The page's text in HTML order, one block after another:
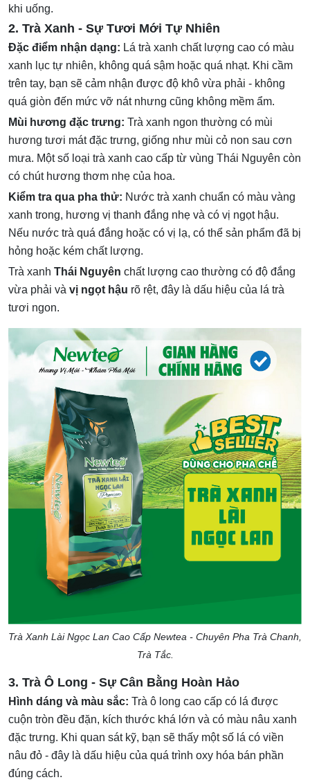
khi uống.
2. Trà Xanh - Sự Tươi Mới Tự Nhiên
Đặc điểm nhận dạng: Lá trà xanh chất lượng cao có màu
xanh lục tự nhiên, không quá sậm hoặc quá nhạt. Khi cầm
trên tay, bạn sẽ cảm nhận được độ khô vừa phải - không
quá giòn đến mức vỡ nát nhưng cũng không mềm ẩm.
Mùi hương đặc trưng: Trà xanh ngon thường có mùi
hương tươi mát đặc trưng, giống như mùi cỏ non sau cơn
mưa. Một số loại trà xanh cao cấp từ vùng Thái Nguyên còn
có chút hương thơm nhẹ của hoa.
Kiểm tra qua pha thử: Nước trà xanh chuẩn có màu vàng
xanh trong, hương vị thanh đắng nhẹ và có vị ngọt hậu.
Nếu nước trà quá đắng hoặc có vị lạ, có thể sản phẩm đã bị
hỏng hoặc kém chất lượng.
Trà xanh Thái Nguyên chất lượng cao thường có độ đắng
vừa phải và vị ngọt hậu rõ rệt, đây là dấu hiệu của lá trà
tươi ngon.
Trà Xanh Lài Ngọc Lan Cao Cấp Newtea - Chuyên Pha Trà Chanh,
Trà Tắc.
3. Trà Ô Long - Sự Cân Bằng Hoàn Hảo
Hình dáng và màu sắc: Trà ô long cao cấp có lá được
cuộn tròn đều đặn, kích thước khá lớn và có màu nâu xanh
đặc trưng. Khi quan sát kỹ, bạn sẽ thấy một số lá có viền
nâu đỏ - đây là dấu hiệu của quá trình oxy hóa bán phần
đúng cách.